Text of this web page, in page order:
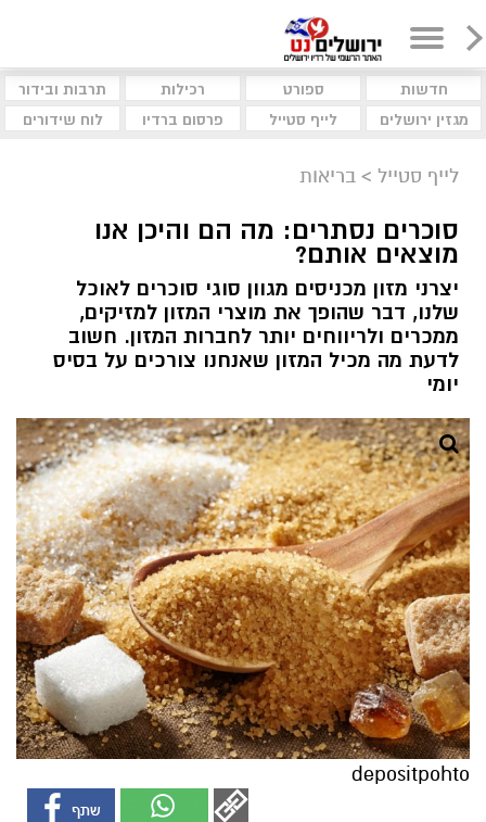
חדשות ספורט רכילות
תרבות ובידור
מגזין ירושלים
לייף סטייל פרסום ברדיו לוח שידורים
לייף סטייל > בריאות
סוכרים נסתרים: מה הם והיכן אנו
מוצאים אותם?
יצרני מזון מכניסים מגוון סוגי סוכרים לאוכל
שלנו, דבר שהופך את מוצרי המזון למזיקים,
ממכרים ולריווחים יותר לחברות המזון. חשוב
לדעת מה מכיל המזון שאנחנו צורכים על בסיס
יומי
depositpohto